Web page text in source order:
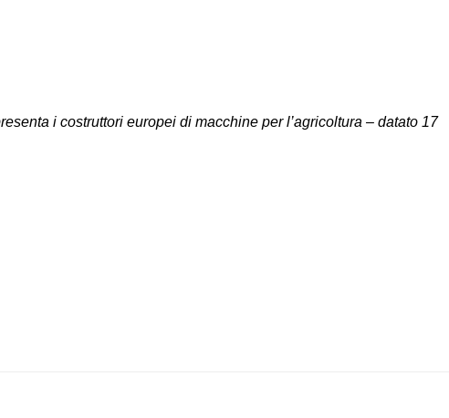
i costruttori europei di macchine per l’agricoltura – datato 17